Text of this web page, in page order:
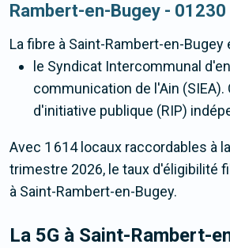
Rambert-en-Bugey - 01230
La fibre à Saint-Rambert-en-Bugey
le Syndicat Intercommunal
communication de l'Ain (SIEA).
d'initiative publique (RIP)
Avec 1 614 locaux raccordables à
trimestre 2026, le taux d'éligibilité
à Saint-Rambert-en-Bugey.
La 5G à Saint-Rambert-